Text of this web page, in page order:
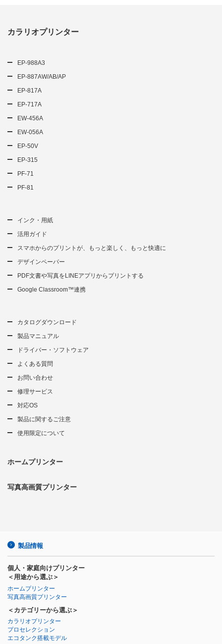
カラリオプリンター
EP-988A3
EP-887AW/AB/AP
EP-817A
EP-717A
EW-456A
EW-056A
EP-50V
EP-315
PF-71
PF-81
インク・用紙
活用ガイド
スマホからのプリントが、もっと楽しく、もっと快適に
デザインペーパー
PDF文書や写真をLINEアプリからプリントする
Google Classroom™連携
カタログダウンロード
製品マニュアル
ドライバー・ソフトウェア
よくある質問
お問い合わせ
修理サービス
対応OS
製品に関するご注意
使用限定について
ホームプリンター
写真高画質プリンター
製品情報
個人・家庭向けプリンター
＜用途から選ぶ＞
ホームプリンター
写真高画質プリンター
＜カテゴリーから選ぶ＞
カラリオプリンター
プロセレクション
エコタンク搭載モデル